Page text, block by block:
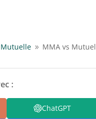
Mutuelle 9 MMA vs
:
ChatGPT